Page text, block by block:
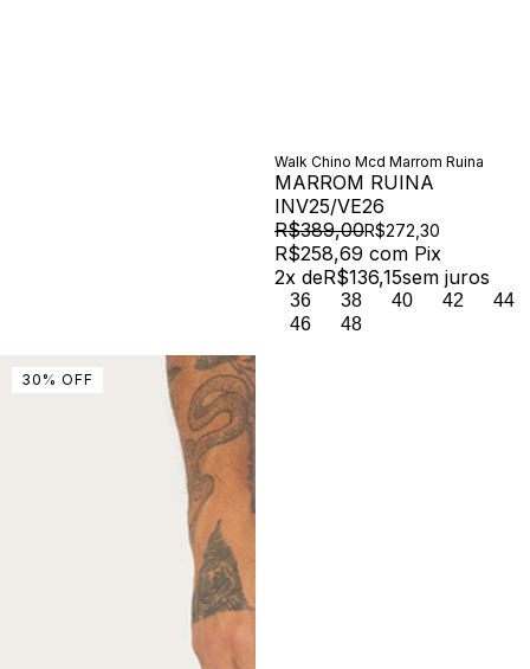
Walk Chino Mcd Marrom Ruina
MARROM RUINA
INV25/VE26
R$389,00R$272,30
R$258,69 com Pix
2x deR$136,15sem juros
36 38 40 42
44
46
48
30 % OFF